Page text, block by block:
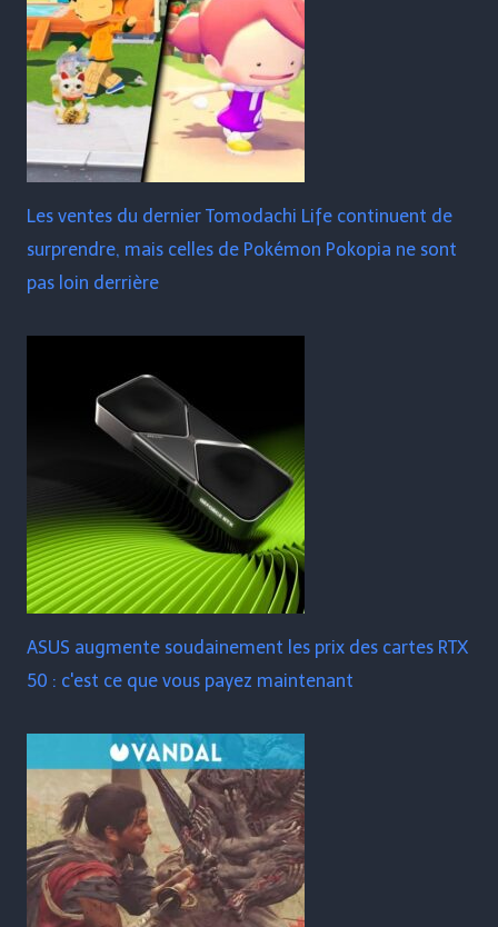
Les ventes du dernier Tomodachi Life continuent de
surprendre, mais celles de Pokémon Pokopia ne sont
pas loin derrière
ASUS augmente soudainement les prix des cartes RTX
50 : c'est ce que vous payez maintenant